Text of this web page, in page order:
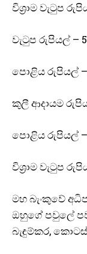
විශ්‍රාම වැටුප
වැටුප රුපියල් –
පොළිය රුපියල් –
කුලී ආදායම
පොළිය රුපියල් –
විශ්‍රාම වැටුප
මහ බැංකුවේ
ඔහුගේ පවුලේ
බැඳුම්කර,